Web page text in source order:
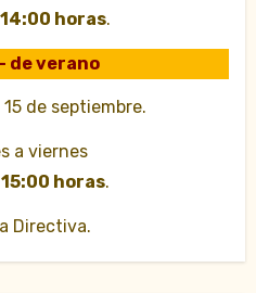
horas.
de verano
de septiembre.
a viernes
horas.
Directiva.